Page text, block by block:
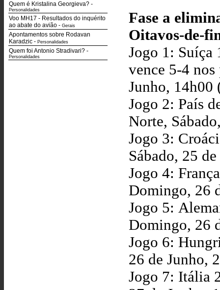
Quem é Kristalina Georgieva? -
Personalidades
Voo MH17 - Resultados do inquérito
ao abate do avião - Gerais
Apontamentos sobre Rodavan
Karadzic - Personalidades
Quem foi Antonio Stradivari? -
Personalidades
Fase a
Oitavos-de-
Jogo 1: Suíça
vence 5-4
Junho, 14h00
Jogo 2: País
Norte,
Jogo 3:
Sábado, 25
Jogo 4:
Domingo, 26
Jogo 5:
Domingo, 26
Jogo 6:
26 de Junho,
Jogo 7: Itália